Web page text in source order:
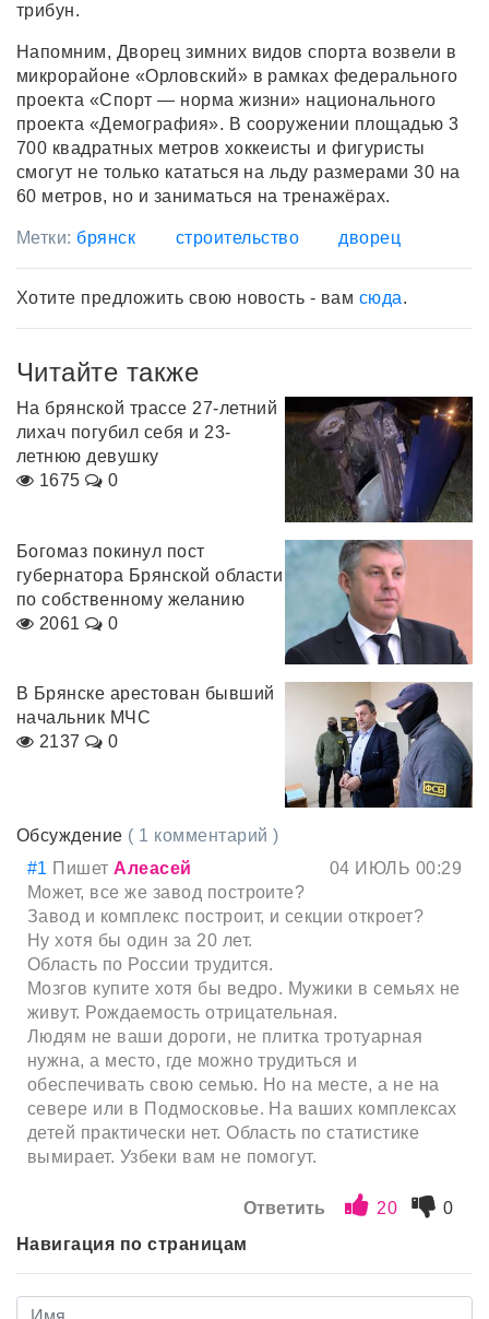
трибун.
Напомним, Дворец зимних видов спорта возвели в
микрорайоне «Орловский» в рамках федерального
проекта «Спорт — норма жизни» национального
проекта «Демография». В сооружении площадью 3
700 квадратных метров хоккеисты и фигуристы
смогут не только кататься на льду размерами 30 на
60 метров, но и заниматься на тренажёрах.
Метки: брянск строительство дворец
Хотите предложить свою новость - вам сюда.
Читайте также
На брянской трассе 27-летний
лихач погубил себя и 23-
летнюю девушку
1675
0
Богомаз покинул пост
губернатора Брянской области
по собственному желанию
2061
0
В Брянске арестован бывший
начальник МЧС
2137
0
Обсуждение ( 1 комментарий )
#1 Пишет Алеасей
04 ИЮЛЬ 00:29
Может, все же завод построите?
Завод и комплекс построит, и секции откроет?
Ну хотя бы один за 20 лет.
Область по России трудится.
Мозгов купите хотя бы ведро. Мужики в семьях не
живут. Рождаемость отрицательная.
Людям не ваши дороги, не плитка тротуарная
нужна, а место, где можно трудиться и
обеспечивать свою семью. Но на месте, а не на
севере или в Подмосковье. На ваших комплексах
детей практически нет. Область по статистике
вымирает. Узбеки вам не помогут.
Ответить 20
0
Навигация по страницам